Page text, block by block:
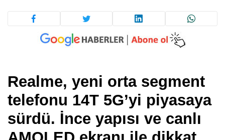
Realme, yeni orta segment
telefonu 14T 5G’yi piyasaya
sürdü. İnce yapısı ve canlı